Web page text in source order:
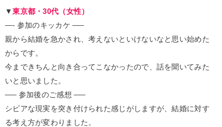
▼東京都・30代（女性）
—- 参加のキッカケ —–
親から結婚を急かされ、考えないといけないなと思い始めた
からです。
今まできちんと向き合ってこなかったので、話を聞いてみた
いと思いました。
—– 参加後のご感想 —–
シビアな現実を突き付けられた感じがしますが、結婚に対す
る考え方が変わりました。